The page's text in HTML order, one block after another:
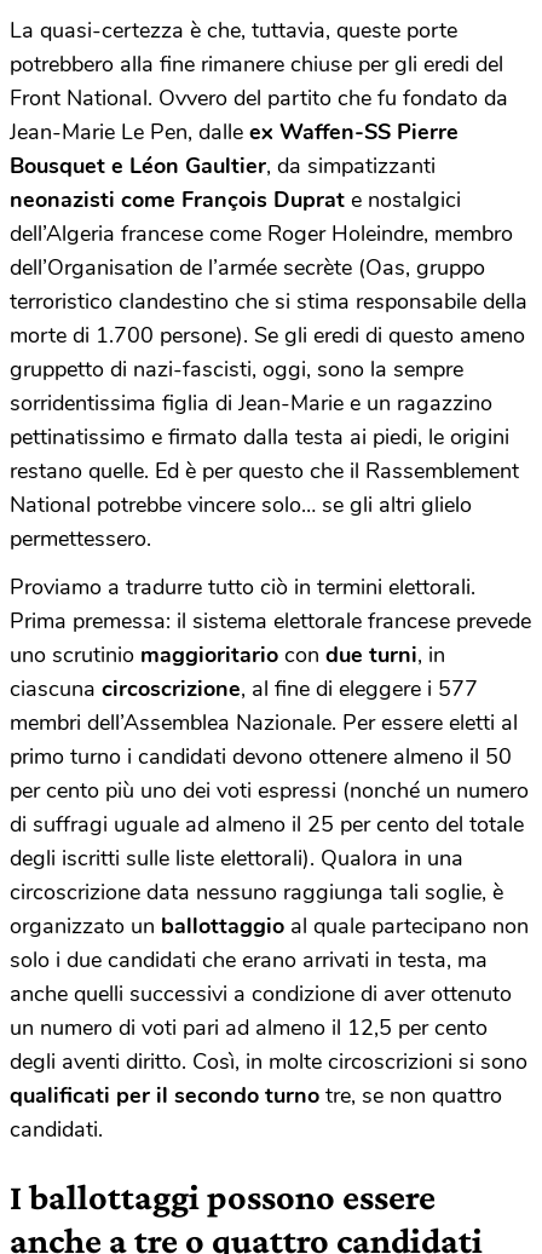
La quasi-certezza è che, tuttavia, queste porte
potrebbero alla fine rimanere chiuse per gli eredi del
Front National. Ovvero del partito che fu fondato da
Jean-Marie Le Pen, dalle ex Waffen-SS Pierre
Bousquet e Léon Gaultier, da simpatizzanti
neonazisti come François Duprat e nostalgici
dell’Algeria francese come Roger Holeindre, membro
dell’Organisation de l’armée secrète (Oas, gruppo
terroristico clandestino che si stima responsabile della
morte di 1.700 persone). Se gli eredi di questo ameno
gruppetto di nazi-fascisti, oggi, sono la sempre
sorridentissima figlia di Jean-Marie e un ragazzino
pettinatissimo e firmato dalla testa ai piedi, le origini
restano quelle. Ed è per questo che il Rassemblement
National potrebbe vincere solo… se gli altri glielo
permettessero.
Proviamo a tradurre tutto ciò in termini elettorali.
Prima premessa: il sistema elettorale francese prevede
uno scrutinio maggioritario con due turni, in
ciascuna circoscrizione, al fine di eleggere i 577
membri dell’Assemblea Nazionale. Per essere eletti al
primo turno i candidati devono ottenere almeno il 50
per cento più uno dei voti espressi (nonché un numero
di suffragi uguale ad almeno il 25 per cento del totale
degli iscritti sulle liste elettorali). Qualora in una
circoscrizione data nessuno raggiunga tali soglie, è
organizzato un ballottaggio al quale partecipano non
solo i due candidati che erano arrivati in testa, ma
anche quelli successivi a condizione di aver ottenuto
un numero di voti pari ad almeno il 12,5 per cento
degli aventi diritto. Così, in molte circoscrizioni si sono
qualificati per il secondo turno tre, se non quattro
candidati.
I ballottaggi possono essere
anche a tre o quattro candidati